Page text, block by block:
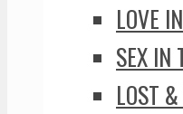
LOVE
SEX IN
LOST